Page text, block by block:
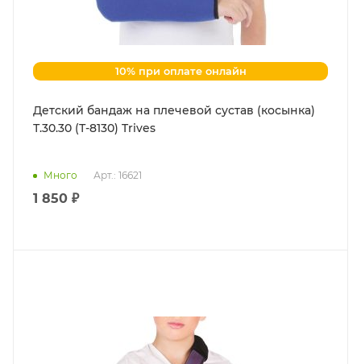
10% при оплате онлайн
Детский бандаж на плечевой сустав (косынка)
Т.30.30 (Т-8130) Trives
Много Арт.: 16621
1 850 ₽